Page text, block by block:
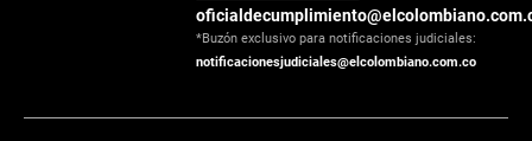
*Buzón exclusivo para notificaciones judiciales:
notificacionesjudiciales@elcolombiano.com.co